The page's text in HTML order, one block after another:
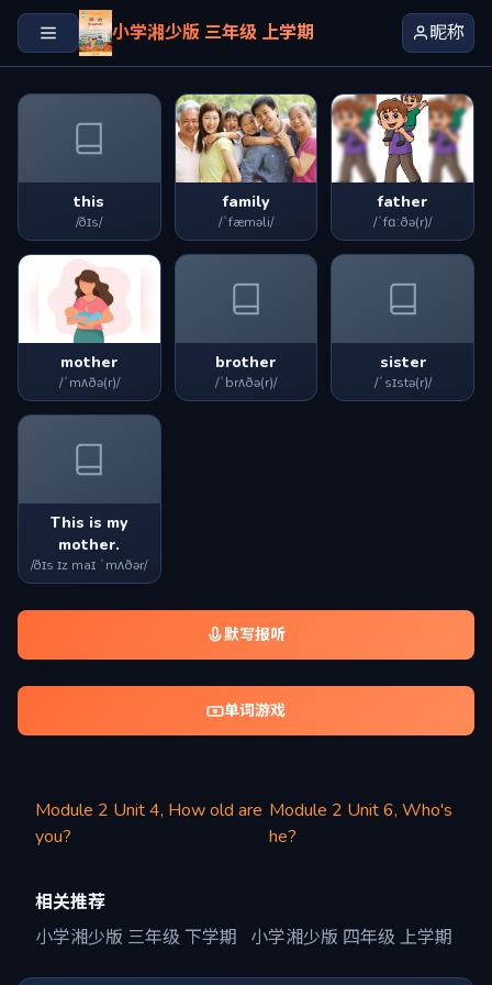
小学湘少版 三年级 上学期 昵称
this
/ðɪs/
family
/ˈfæməli/
father
/ˈfɑːðə(r)/
mother
/ˈmʌðə(r)/
brother
/ˈbrʌðə(r)/
sister
/ˈsɪstə(r)/
This is my
mother.
/ðɪs ɪz maɪ ˈmʌðər/
默写报听
单词游戏
Module 2 Unit 4, How old are
you?
Module 2 Unit 6, Who's
he?
相关推荐
小学湘少版 三年级 下学期
小学湘少版 四年级 上学期